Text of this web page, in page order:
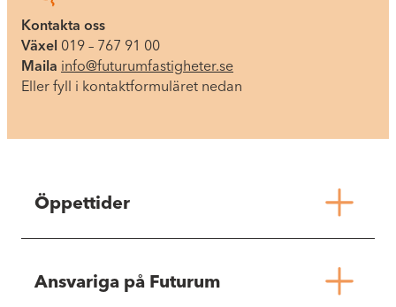
Kontakta oss
Växel 019 – 767 91 00
Maila info@futurumfastigheter.se
Eller fyll i kontaktformuläret nedan
Öppettider
Mån-tors 07.00-16.00
Ansvariga på Futurum